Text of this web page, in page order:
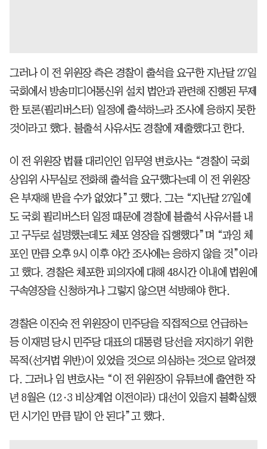
그러나 이 전 위원장 측은 경찰이 출석을 요구한 지난달 27일
국회에서 방송미디어통신위 설치 법안과 관련해 진행된 무제
한 토론(필리버스터) 일정에 출석하느라 조사에 응하지 못한
것이라고 했다. 불출석 사유서도 경찰에 제출했다고 한다.
이 전 위원장 법률 대리인인 임무영 변호사는 “경찰이 국회
상임위 사무실로 전화해 출석을 요구했다는데 이 전 위원장
은 부재해 받을 수가 없었다”고 했다. 그는 “지난달 27일에
도 국회 필리버스터 일정 때문에 경찰에 불출석 사유서를 내
고 구두로 설명했는데도 체포 영장을 집행했다”며 “과잉 체
포인 만큼 오후 9시 이후 야간 조사에는 응하지 않을 것”이라
고 했다. 경찰은 체포한 피의자에 대해 48시간 이내에 법원에
구속영장을 신청하거나 그렇지 않으면 석방해야 한다.
경찰은 이진숙 전 위원장이 민주당을 직접적으로 언급하는
등 이재명 당시 민주당 대표의 대통령 당선을 저지하기 위한
목적(선거법 위반)이 있었을 것으로 의심하는 것으로 알려졌
다. 그러나 임 변호사는 “이 전 위원장이 유튜브에 출연한 작
년 8월은 (12·3 비상계엄 이전이라) 대선이 있을지 불확실했
던 시기인 만큼 말이 안 된다”고 했다.